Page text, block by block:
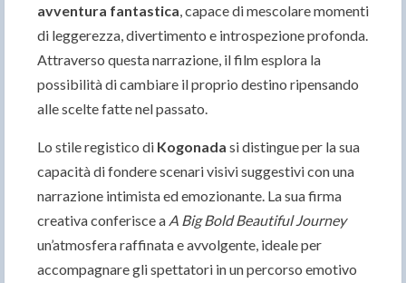
avventura fantastica, capace di mescolare momenti
di leggerezza, divertimento e introspezione profonda.
Attraverso questa narrazione, il film esplora la
possibilità di cambiare il proprio destino ripensando
alle scelte fatte nel passato.
Lo stile registico di Kogonada si distingue per la sua
capacità di fondere scenari visivi suggestivi con una
narrazione intimista ed emozionante. La sua firma
creativa conferisce a A Big Bold Beautiful Journey
un’atmosfera raffinata e avvolgente, ideale per
accompagnare gli spettatori in un percorso emotivo